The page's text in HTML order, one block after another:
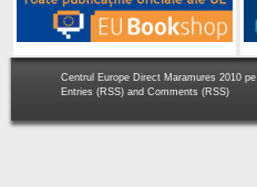
Centrul Europe Direct Maramures 2010 pe
Entries (RSS) and Comments (RSS)